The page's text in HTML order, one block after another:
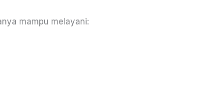
mampu melayani: